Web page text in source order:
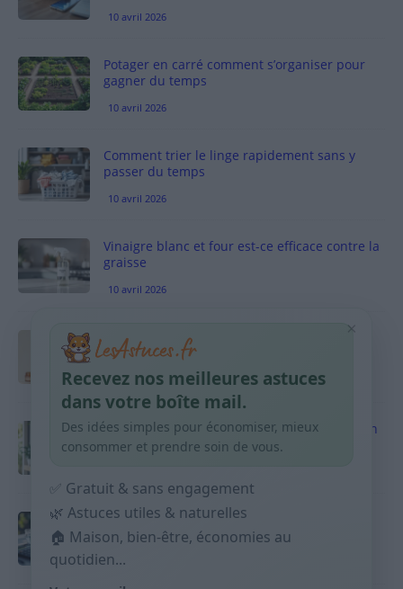
10 avril 2026
Potager en carré comment s’organiser pour
gagner du temps
10 avril 2026
Comment trier le linge rapidement sans y
passer du temps
10 avril 2026
Vinaigre blanc et four est-ce efficace contre la
graisse
10 avril 2026
Taches pigmentaires : routine simple +
habitudes qui aident
9 avril 2026
Produits ménagers : comment économiser en
courses sans acheter 10 sprays
Budget mensuel : méthode rapide pour
répartir son salaire dès le jour de paie
9 avril 2026
×
Recevez nos meilleures astuces
dans votre boîte mail.
Des idées simples pour économiser, mieux
consommer et prendre soin de vous.
✅ Gratuit & sans engagement
🌿 Astuces utiles & naturelles
🏠 Maison, bien-être, économies au
quotidien...